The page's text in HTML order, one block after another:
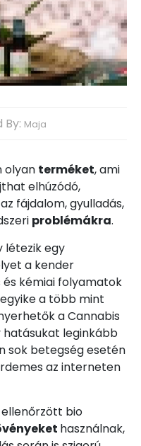
By: Maja
olyan terméket, ami
elhúzódó,
fájdalom, gyulladás,
problémákra.
létezik egy
a kender
kémiai folyamatok
a több mint
a Cannabis
hatásukat leginkább
sok betegség esetén
az interneten
bio
használnak,